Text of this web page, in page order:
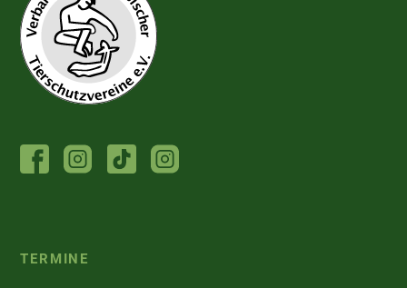
FACEBOOKINSTAGRAM
TIERHEIM
TIKTOK
JUGENDTIERSCHUTZGRUPPE
TERMINE